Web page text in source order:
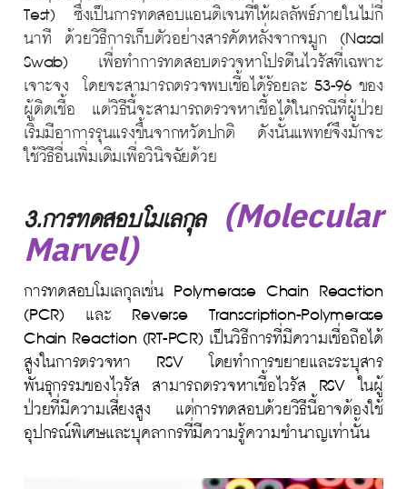
Test) ซึ่งเป็นการทดสอบแอนติเจนที่ให้ผลลัพธ์ภายในไม่กี่
นาที ด้วยวิธีการเก็บตัวอย่างสารคัดหลั่งจากจมูก (Nasal
Swab) เพื่อทำการทดสอบตรวจหาโปรตีนไวรัสที่เฉพาะ
เจาะจง โดยจะสามารถตรวจพบเชื้อได้ร้อยละ 53-96 ของ
ผู้ติดเชื้อ แต่วิธีนี้จะสามารถตรวจหาเชื้อได้ในกรณีที่ผู้ป่วย
เริ่มมีอาการรุนแรงขึ้นจากหวัดปกติ ดังนั้นแพทย์จึงมักจะ
ใช้วิธีอื่นเพิ่มเติมเพื่อวินิจฉัยด้วย
3.การทดสอบโมเลกุล (Molecular
Marvel)
การทดสอบโมเลกุลเช่น Polymerase Chain Reaction
(PCR) และ Reverse Transcription-Polymerase
Chain Reaction (RT-PCR) เป็นวิธีการที่มีความเชื่อถือได้
สูงในการตรวจหา RSV โดยทำการขยายและระบุสาร
พันธุกรรมของไวรัส สามารถตรวจหาเชื้อไวรัส RSV ในผู้
ป่วยที่มีความเสี่ยงสูง แต่การทดสอบด้วยวิธีนี้อาจต้องใช้
อุปกรณ์พิเศษและบุคลากรที่มีความรู้ความชำนาญเท่านั้น